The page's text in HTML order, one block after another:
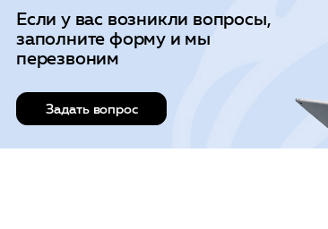
Если у вас возникли вопросы,
заполните форму и мы
перезвоним
Задать вопрос